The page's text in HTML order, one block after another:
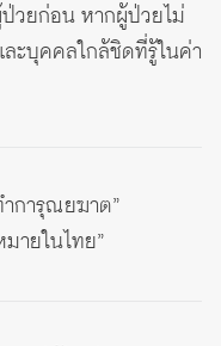
วยก่อน หากผู้ป่วยไม่
ะบุคคลใกล้ชิดที่รู้ในค่า
การุณยฆาต”
ายในไทย”